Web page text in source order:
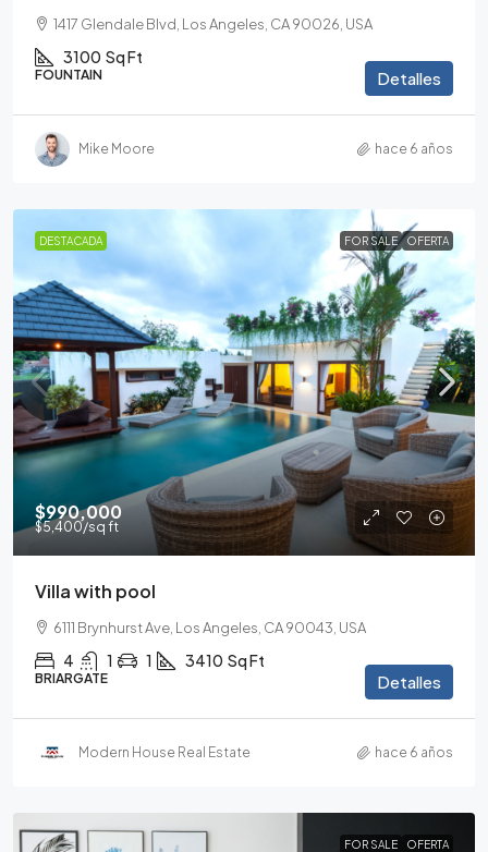
1417 Glendale Blvd, Los Angeles, CA 90026, USA
3100 Sq Ft
FOUNTAIN Detalles
Mike Moore hace 6 años
DESTACADA FOR SALE OFERTA
$990,000
$5,400/sq ft
Villa with pool
6111 Brynhurst Ave, Los Angeles, CA 90043, USA
4 1 1 3410 Sq Ft
BRIARGATE Detalles
Modern House Real Estate hace 6 años
FOR SALE OFERTA